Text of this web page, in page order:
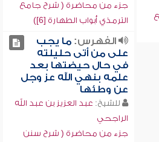
جزء من محاضرة ( شرح جامع
الترمذي أبواب الطهارة [6])
الفهرس:ما يجب
على من أتى حليلته
في حال حيضتها بعد
علمه بنهي الله عز وجل
عن وطئها
للشيخ: عبد العزيز بن عبد الله
الراجحي
جزء من محاضرة ( شرح سنن